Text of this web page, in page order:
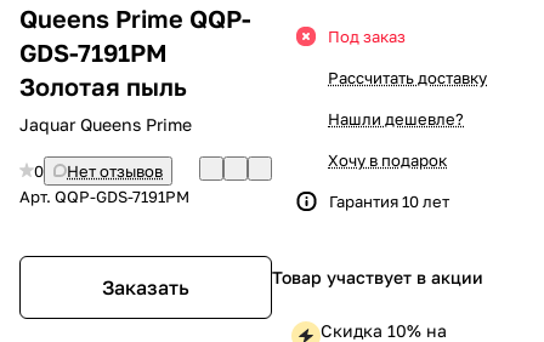
Queens Prime QQP-
GDS-7191PM
Золотая пыль
Jaquar Queens Prime
0
Нет отзывов
Арт. QQP-GDS-7191PM
Заказать
Под заказ
Рассчитать доставку
Нашли дешевле?
Хочу в подарок
Гарантия 10 лет
Товар участвует в акции
Скидка 10% на